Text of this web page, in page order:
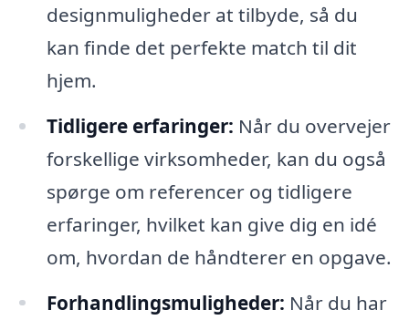
designmuligheder at tilbyde, så du
kan finde det perfekte match til dit
hjem.
Tidligere erfaringer: Når du overvejer
forskellige virksomheder, kan du også
spørge om referencer og tidligere
erfaringer, hvilket kan give dig en idé
om, hvordan de håndterer en opgave.
Forhandlingsmuligheder: Når du har